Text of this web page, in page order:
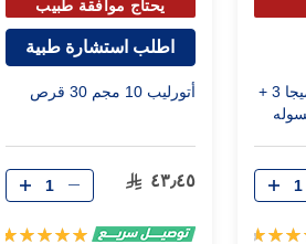
اكوامارين 2 في 1 اوميجا 3 +
يحتاج موافقة طبيب
لصرفه
اطلب استشارة طبية
أتورليب 10 مجم 30 قرص
٤٣٫٤٥
تقييم: